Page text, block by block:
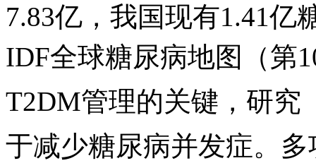
7.83亿，我国现有1.41
IDF全球糖尿病地图（第
T2DM管理的关键，研究
于减少糖尿病并发症。